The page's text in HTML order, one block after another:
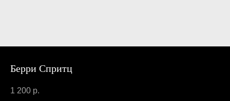
Берри Спритц
1 200 р.